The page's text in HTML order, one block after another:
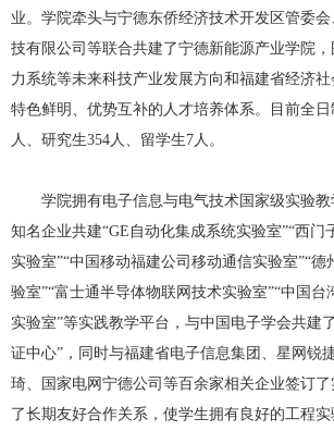
业。学院牵头与宁德东侨经济技术开发区管委
技有限公司等联合共建了宁德新能源产业学院
力系统等未来科技产业发展方向和福建省经济
特色鲜明、优势互补的人才培养体系。目前全
人、研究生354人、留学生7人。
学院拥有电子信息与电气技术国家级实验
知名企业共建“GE 自动化集成系统实验室”“西门
实验室”“中国移动福建公司移动通信实验室”“德
验室”“富士通半导体物联网技术实验室”“中国台
实验室”等实践教学平台，与中国电子学会共建
证中心”，同时与福建省电子信息集团、星网锐
琦、国家电网宁德公司等百余家相关企业签订
了长期友好合作关系，使学生拥有良好的工程